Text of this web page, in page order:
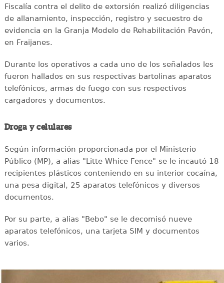
Fiscalía contra el delito de extorsión realizó diligencias
de allanamiento, inspección, registro y secuestro de
evidencia en la Granja Modelo de Rehabilitación Pavón,
en Fraijanes.
Durante los operativos a cada uno de los señalados les
fueron hallados en sus respectivas bartolinas aparatos
telefónicos, armas de fuego con sus respectivos
cargadores y documentos.
Droga y celulares
Según información proporcionada por el Ministerio
Público (MP), a alias "Litte Whice Fence" se le incautó 18
recipientes plásticos conteniendo en su interior cocaína,
una pesa digital, 25 aparatos telefónicos y diversos
documentos.
Por su parte, a alias "Bebo" se le decomisó nueve
aparatos telefónicos, una tarjeta SIM y documentos
varios.